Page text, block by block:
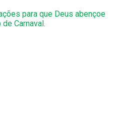
para que Deus abençoe
Carnaval.